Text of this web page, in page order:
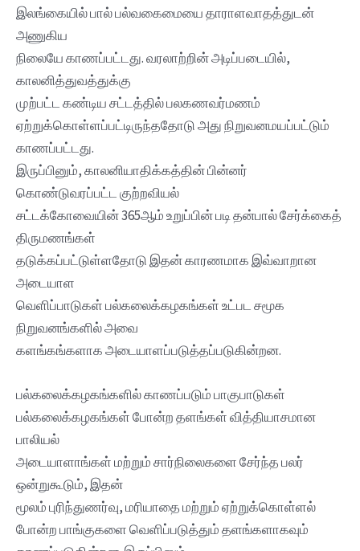
இலங்கையில் பால் பல்வகைமையை தாராளவாதத்துடன்
அணுகிய
நிலையே காணப்பட்டது. வரலாற்றின் அடிப்படையில்,
காலனித்துவத்துக்கு
முற்பட்ட கண்டிய சட்டத்தில் பலகணவர்மணம்
ஏற்றுக்கொள்ளப்பட்டிருந்ததோடு அது நிறுவனமயப்பட்டும்
காணப்பட்டது.
இருப்பினும், காலனியாதிக்கத்தின் பின்னர்
கொண்டுவரப்பட்ட குற்றவியல்
சட்டக்கோவையின் 365ஆம் உறுப்பின் படி தன்பால் சேர்க்கைத்
திருமணங்கள்
தடுக்கப்பட்டுள்ளதோடு இதன் காரணமாக இவ்வாறான
அடையாள
வெளிப்பாடுகள் பல்கலைக்கழகங்கள் உட்பட சமூக
நிறுவனங்களில் அவை
களங்கங்களாக அடையாளப்படுத்தப்படுகின்றன.
பல்கலைக்கழகங்களில் காணப்படும் பாகுபாடுகள்
பல்கலைக்கழகங்கள் போன்ற தளங்கள் வித்தியாசமான
பாலியல்
அடையாளாங்கள் மற்றும் சார்நிலைகளை சேர்ந்த பலர்
ஒன்றுகூடும், இதன்
மூலம் புரிந்துணர்வு, மரியாதை மற்றும் ஏற்றுக்கொள்ளல்
போன்ற பாங்குகளை வெளிப்படுத்தும் தளங்களாகவும்